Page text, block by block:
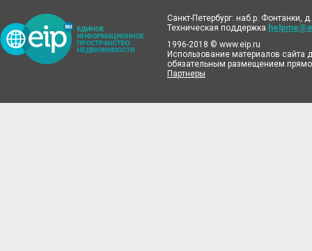
Санкт-Петербург: наб.р. Фонтанки,
Техническая поддержка
1996-2018 © www.eip.ru
Использование материалов сайта
обязательным размещением
Партнеры